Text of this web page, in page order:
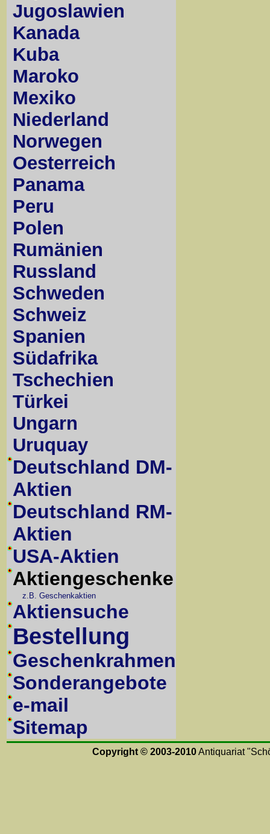
Jugoslawien
Kanada
Kuba
Maroko
Mexiko
Niederland
Norwegen
Oesterreich
Panama
Peru
Polen
Rumänien
Russland
Schweden
Schweiz
Spanien
Südafrika
Tschechien
Türkei
Ungarn
Uruquay
Deutschland DM-
Aktien
Deutschland RM-
Aktien
USA-Aktien
Aktiengeschenke
z.B. Geschenkaktien
Aktiensuche
Bestellung
Geschenkrahmen
Sonderangebote
e-mail
Sitemap
Copyright © 2003-2010Antiquariat